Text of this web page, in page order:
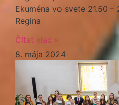
Ekuména vo svete 21.50 –
Regina
Čítať viac »
8. mája 2024